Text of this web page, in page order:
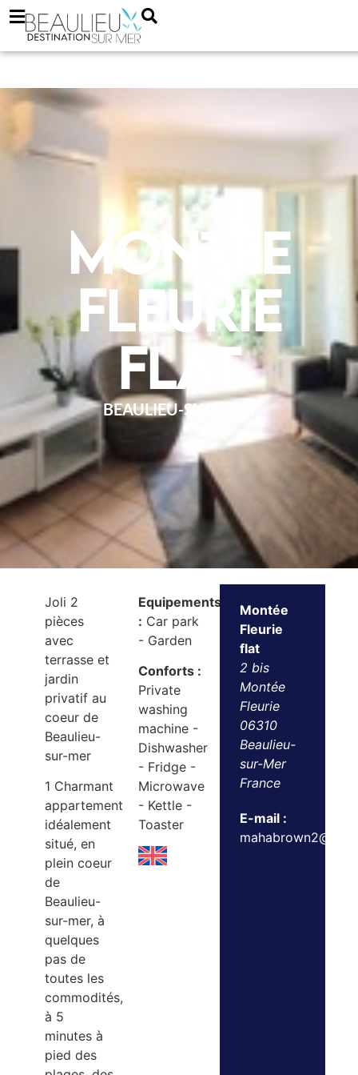
Montée
Fleurie
flat
BEAULIEU-SUR-MER
Joli 2
pièces
avec
terrasse et
jardin
privatif au
coeur de
Beaulieu-
sur-mer
1 Charmant
appartement
idéalement
situé, en
plein coeur
de
Beaulieu-
sur-mer, à
quelques
pas de
toutes les
commodités,
à 5
minutes à
pied des
Equipements
: Car park
- Garden
Conforts :
Private
washing
machine -
Dishwasher
- Fridge -
Microwave
- Kettle -
Toaster
Montée
Fleurie
flat
2 bis
Montée
Fleurie
06310
Beaulieu-
sur-Mer
France
E-mail :